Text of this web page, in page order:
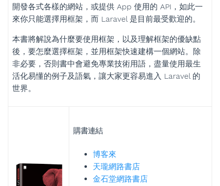
開發各式各樣的網站，或提供 App 使用的 API，如此一
來你只能選擇用框架，而 Laravel 是目前最受歡迎的。
本書將解說為什麼要使用框架，以及理解框架的優缺點
後，要怎麼選擇框架，並用框架快速建構一個網站。除
非必要，否則書中會避免專業技術用語，盡量使用最生
活化易懂的例子及語氣，讓大家更容易進入 Laravel 的
世界。
購書連結
博客來
天瓏網路書店
金石堂網路書店